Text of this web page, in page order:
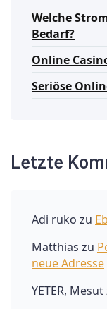
Welche
Bedarf?
Online
Seriöse
Letzte
Adi ruko zu
Matthias zu
neue Adresse
YETER, Mesut